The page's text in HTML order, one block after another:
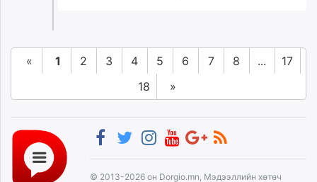
« 1 2 3 4 5 6 7 8 ...
17
18
»
© 2013-2026 он Dorgio.mn, Мэдээллийн хөтөч